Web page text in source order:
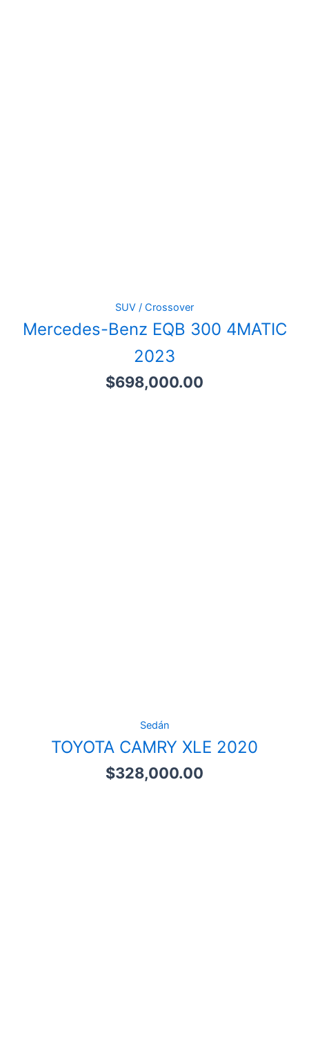
SUV / Crossover
Mercedes-Benz EQB 300 4MATIC
2023
$698,000.00
Sedán
TOYOTA CAMRY XLE 2020
$328,000.00